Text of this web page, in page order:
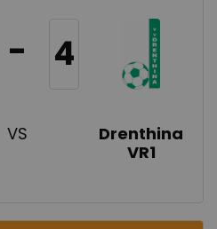
- 4
VS
Drenthina
VR1